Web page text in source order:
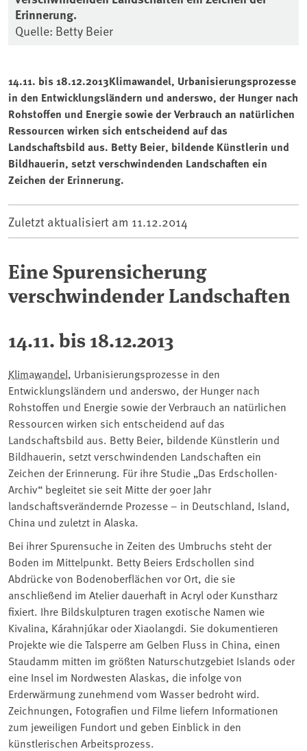
Erinnerung.
Quelle: Betty Beier
14.11. bis 18.12.2013Klimawandel, Urbanisierungsprozesse
in den Entwicklungsländern und anderswo, der Hunger nach
Rohstoffen und Energie sowie der Verbrauch an natürlichen
Ressourcen wirken sich entscheidend auf das
Landschaftsbild aus. Betty Beier, bildende Künstlerin und
Bildhauerin, setzt verschwindenden Landschaften ein
Zeichen der Erinnerung.
Zuletzt aktualisiert am 11.12.2014
Eine Spurensicherung
verschwindender Landschaften
14.11. bis 18.12.2013
Klimawandel, Urbanisierungsprozesse in den
Entwicklungsländern und anderswo, der Hunger nach
Rohstoffen und Energie sowie der Verbrauch an natürlichen
Ressourcen wirken sich entscheidend auf das
Landschaftsbild aus. Betty Beier, bildende Künstlerin und
Bildhauerin, setzt verschwindenden Landschaften ein
Zeichen der Erinnerung. Für ihre Studie „Das Erdschollen-
Archiv“ begleitet sie seit Mitte der 90er Jahr
landschaftsverändernde Prozesse – in Deutschland, Island,
China und zuletzt in Alaska.
Bei ihrer Spurensuche in Zeiten des Umbruchs steht der
Boden im Mittelpunkt. Betty Beiers Erdschollen sind
Abdrücke von Bodenoberflächen vor Ort, die sie
anschließend im Atelier dauerhaft in Acryl oder Kunstharz
fixiert. Ihre Bildskulpturen tragen exotische Namen wie
Kivalina, Kárahnjúkar oder Xiaolangdi. Sie dokumentieren
Projekte wie die Talsperre am Gelben Fluss in China, einen
Staudamm mitten im größten Naturschutzgebiet Islands oder
eine Insel im Nordwesten Alaskas, die infolge von
Erderwärmung zunehmend vom Wasser bedroht wird.
Zeichnungen, Fotografien und Filme liefern Informationen
zum jeweiligen Fundort und geben Einblick in den
künstlerischen Arbeitsprozess.